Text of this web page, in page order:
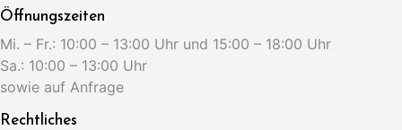
Öffnungszeiten
Mi. – Fr.: 10:00 – 13:00 Uhr und 15:00 – 18:00 Uhr
Sa.: 10:00 – 13:00 Uhr
sowie auf Anfrage
Rechtliches